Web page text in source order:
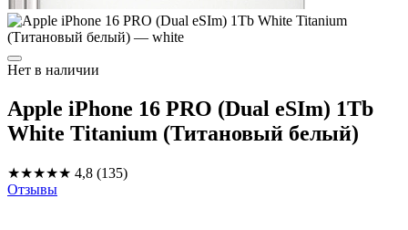
Нет в наличии
Apple iPhone 16 PRO (Dual eSIm) 1Tb
White Titanium (Титановый белый)
★★★★★ 4,8 (135)
Отзывы